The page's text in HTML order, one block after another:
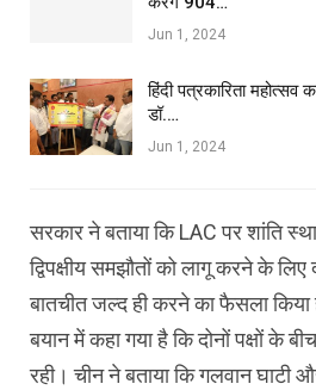
Jun 1, 2024
हिंदी पत्रकारिता
डॉ.…
Jun 1, 2024
सरकार ने बताया कि LAC पर शांति
द्विपक्षीय समझौतों को लागू करने के लिए
बातचीत जल्द ही करने का फैसला
बयान में कहा गया है कि दोनों पक्षों के
रही। चीन ने बताया कि गलवान घाटी